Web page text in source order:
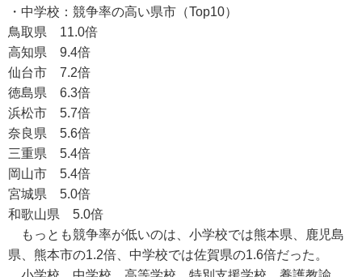
・中学校：競争率の高い県市（Top10）
鳥取県 11.0倍
高知県 9.4倍
仙台市 7.2倍
徳島県 6.3倍
浜松市 5.7倍
奈良県 5.6倍
三重県 5.4倍
岡山市 5.4倍
宮城県 5.0倍
和歌山県 5.0倍
もっとも競争率が低いのは、小学校では熊本県、鹿児島
県、熊本市の1.2倍、中学校では佐賀県の1.6倍だった。